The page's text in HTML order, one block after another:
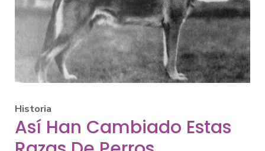
Historia
Así Han Cambiado Estas